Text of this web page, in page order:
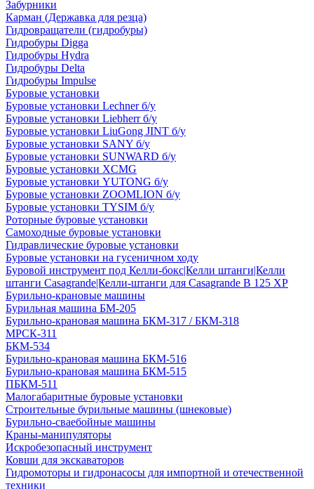
Забурники
Карман (Державка для резца)
Гидровращатели (гидробуры)
Гидробуры Digga
Гидробуры Hydra
Гидробуры Delta
Гидробуры Impulse
Буровые установки
Буровые установки Lechner б/у
Буровые установки Liebherr б/у
Буровые установки LiuGong JINT б/у
Буровые установки SANY б/у
Буровые установки SUNWARD б/у
Буровые установки XCMG
Буровые установки YUTONG б/у
Буровые установки ZOOMLION б/у
Буровые установки TYSIM б/у
Роторные буровые установки
Самоходные буровые установки
Гидравлические буровые установки
Буровые установки на гусеничном ходу
Буровой инструмент под Келли-бокс|Келли штанги|Келли
штанги Casagrande|Келли-штанги для Casagrande B 125 XP
Бурильно-крановые машины
Бурильная машина БМ-205
Бурильно-крановая машина БКМ-317 / БКМ-318
МРСК-311
БКМ-534
Бурильно-крановая машина БКМ-516
Бурильно-крановая машина БКМ-515
ПБКМ-511
Малогабаритные буровые установки
Строительные бурильные машины (шнековые)
Бурильно-сваебойные машины
Краны-манипуляторы
Искробезопасный инструмент
Ковши для экскаваторов
Гидромоторы и гидронасосы для импортной и отечественной
техники